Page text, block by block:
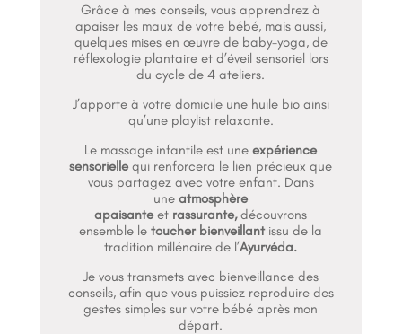
Grâce à mes conseils, vous apprendrez à
apaiser les maux de votre bébé, mais aussi,
quelques mises en œuvre de baby-yoga, de
réflexologie plantaire et d’éveil sensoriel lors
du cycle de 4 ateliers.
J’apporte à votre domicile une huile bio ainsi
qu’une playlist relaxante.
Le massage infantile est uneexpérience
sensoriellequi renforcera le lien précieux que
vous partagez avec votre enfant. Dans
uneatmosphère
apaisanteet rassurante,découvrons
ensemble letoucher bienveillant issu de la
tradition millénaire de l’Ayurvéda.
Je vous transmets avec bienveillance des
conseils, afin que vous puissiez reproduire des
gestes simples sur votre bébé après mon
départ.